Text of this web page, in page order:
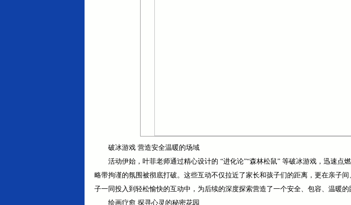
破冰游戏 营造安全温暖的场域
活动伊始，叶菲老师通过精心设计的 “进化论”“森林松鼠” 等破冰游戏，迅速
略带拘谨的氛围被彻底打破。这些互动不仅拉近了家长和孩子们的距离，更在亲子
子一同投入到轻松愉快的互动中，为后续的深度探索营造了一个安全、包容、温暖的
绘画疗愈 探寻心灵的秘密花园